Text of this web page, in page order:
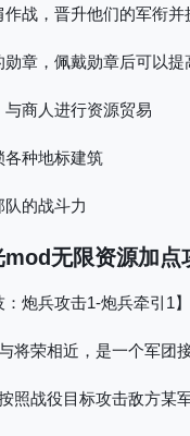
战，晋升他们的军衔
章，佩戴勋章后可以提
商人进行资源贸易
各种地标建筑
的战斗力
mod无限资源加点
：炮兵攻击1-炮兵牵引1】
将荣相近，是一个军团
照战役目标攻击敌方某